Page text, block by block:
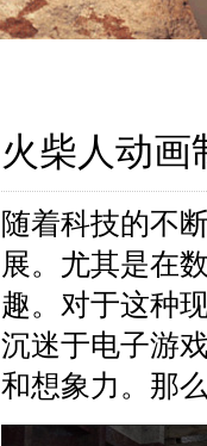
火柴人动画
随着科技的不
展。尤其是在
趣。对于这种
沉迷于电子游
和想象力。那